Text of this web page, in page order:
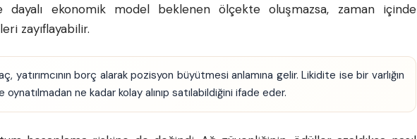
dayalı ekonomik model beklenen ölçekte oluşmazsa, zaman içinde
zayıflayabilir.
yatırımcının borç alarak pozisyon büyütmesi anlamına gelir. Likidite ise bir varlığın
ne kadar kolay alınıp satılabildiğini ifade eder.